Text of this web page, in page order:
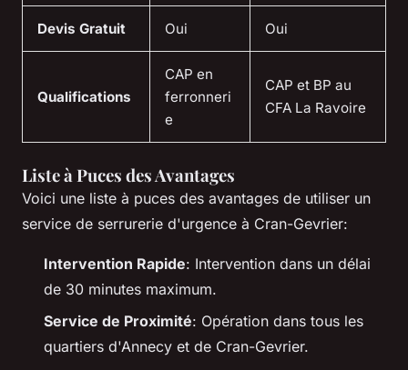
Devis Gratuit Oui Oui
Qualifications
CAP en
ferronneri
e
CAP et BP au
CFA La Ravoire
Liste à Puces des Avantages
Voici une liste à puces des avantages de utiliser un
service de serrurerie d'urgence à Cran-Gevrier:
Intervention Rapide: Intervention dans un délai
de 30 minutes maximum.
Service de Proximité: Opération dans tous les
quartiers d'Annecy et de Cran-Gevrier.